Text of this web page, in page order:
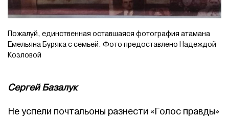
Пожалуй, единственная оставшаяся фотография атамана
Емельяна Буряка с семьей. Фото предоставлено Надеждой
Козловой
Сергей Базалук
Не успели почтальоны разнести «Голос правды»